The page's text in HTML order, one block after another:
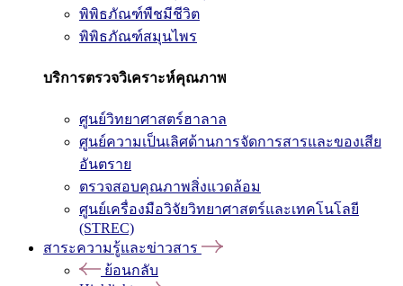
พิพิธภัณฑ์พืชมีชีวิต
พิพิธภัณฑ์สมุนไพร
บริการตรวจวิเคราะห์คุณภาพ
ศูนย์วิทยาศาสตร์ฮาลาล
ศูนย์ความเป็นเลิศด้านการจัดการสารและของเสีย
อันตราย
ตรวจสอบคุณภาพสิ่งแวดล้อม
ศูนย์เครื่องมือวิจัยวิทยาศาสตร์และเทคโนโลยี
(STREC)
สาระความรู้และข่าวสาร
ย้อนกลับ